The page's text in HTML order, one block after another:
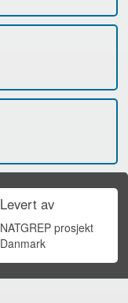
Levert av
NATGREP prosjekt
Danmark